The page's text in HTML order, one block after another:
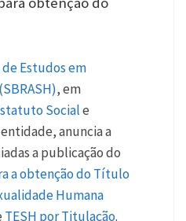
Estudos em
, em
Sociale
anuncia a
a publicação do
a obtenção do Título
Humana
TESH por Titulação.